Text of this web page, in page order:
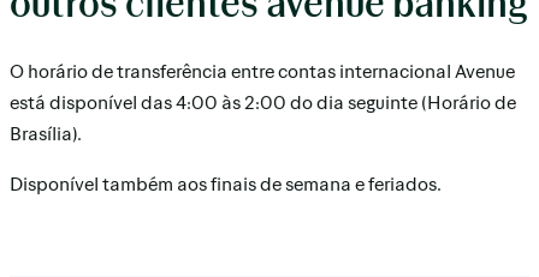
O horário de transferência entre contas internacional Avenue
está disponível das 4:00 às 2:00 do dia seguinte (Horário de
Brasília).
Disponível também aos finais de semana e feriados.